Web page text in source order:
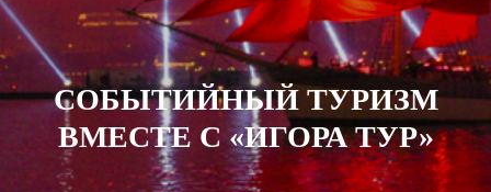
СОБЫТИЙНЫЙ ТУРИЗМ
ВМЕСТЕ С «ИГОРА ТУР»